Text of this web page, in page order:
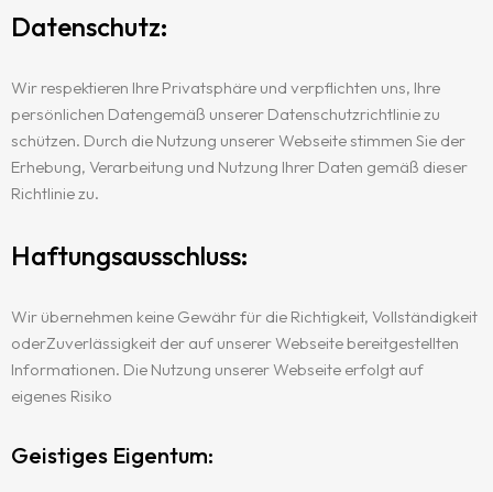
Datenschutz:
Wir respektieren Ihre Privatsphäre und verpflichten uns, Ihre
persönlichen Datengemäß unserer Datenschutzrichtlinie zu
schützen. Durch die Nutzung unserer Webseite stimmen Sie der
Erhebung, Verarbeitung und Nutzung Ihrer Daten gemäß dieser
Richtlinie zu.
Haftungsausschluss:
Wir übernehmen keine Gewähr für die Richtigkeit, Vollständigkeit
oderZuverlässigkeit der auf unserer Webseite bereitgestellten
Informationen. Die Nutzung unserer Webseite erfolgt auf
eigenes Risiko
Geistiges Eigentum: